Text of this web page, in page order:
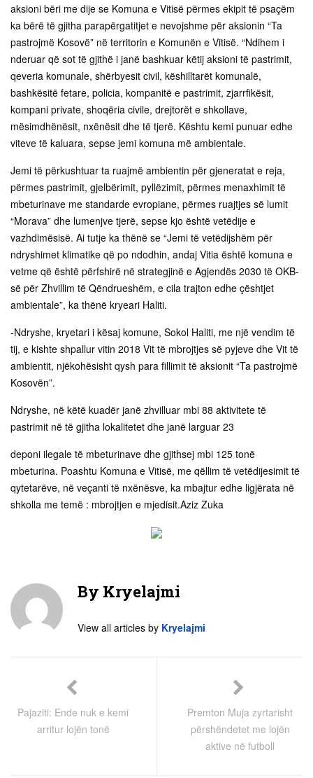
aksioni bëri me dije se Komuna e Vitisë përmes ekipit të psaçëm
ka bërë të gjitha parapërgatitjet e nevojshme për aksionin “Ta
pastrojmë Kosovë” në territorin e Komunën e Vitisë. “Ndihem i
nderuar që sot të gjithë i janë bashkuar këtij aksioni të pastrimit,
qeveria komunale, shërbyesit civil, këshilltarët komunalë,
bashkësitë fetare, policia, kompanitë e pastrimit, zjarrfikësit,
kompani private, shoqëria civile, drejtorët e shkollave,
mësimdhënësit, nxënësit dhe të tjerë. Kështu kemi punuar edhe
viteve të kaluara, sepse jemi komuna më ambientale.
Jemi të përkushtuar ta ruajmë ambientin për gjeneratat e reja,
përmes pastrimit, gjelbërimit, pyllëzimit, përmes menaxhimit të
mbeturinave me standarde evropiane, përmes ruajtjes së lumit
“Morava” dhe lumenjve tjerë, sepse kjo është vetëdije e
vazhdimësisë. Ai tutje ka thënë se “Jemi të vetëdijshëm për
ndryshimet klimatike që po ndodhin, andaj Vitia është komuna e
vetme që është përfshirë në strategjinë e Agjendës 2030 të OKB-
së për Zhvillim të Qëndrueshëm, e cila trajton edhe çështjet
ambientale”, ka thënë kryeari Haliti.
-Ndryshe, kryetari i kësaj komune, Sokol Haliti, me një vendim të
tij, e kishte shpallur vitin 2018 Vit të mbrojtjes së pyjeve dhe Vit të
ambientit, njëkohësisht qysh para fillimit të aksionit “Ta pastrojmë
Kosovën”.
Ndryshe, në këtë kuadër janë zhvilluar mbi 88 aktivitete të
pastrimit në të gjitha lokalitetet dhe janë larguar 23
deponi ilegale të mbeturinave dhe gjithsej mbi 125 tonë
mbeturina. Poashtu Komuna e Vitisë, me qëllim të vetëdijesimit të
qytetarëve, në veçanti të nxënësve, ka mbajtur edhe ligjërata në
shkolla me temë : mbrojtjen e mjedisit.Aziz Zuka
By Kryelajmi
View all articles by Kryelajmi
Pajaziti: Ende nuk e kemi
arritur lojën tonë
Premton Muja zyrtarisht
përshëndetet me lojën
aktive në futboll